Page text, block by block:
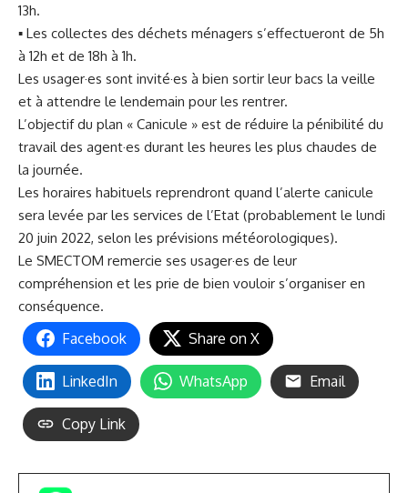
13h.
▪ Les collectes des déchets ménagers s’effectueront de 5h
à 12h et de 18h à 1h.
Les usager·es sont invité·es à bien sortir leur bacs la veille
et à attendre le lendemain pour les rentrer.
L’objectif du plan « Canicule » est de réduire la pénibilité du
travail des agent·es durant les heures les plus chaudes de
la journée.
Les horaires habituels reprendront quand l’alerte canicule
sera levée par les services de l’Etat (probablement le lundi
20 juin 2022, selon les prévisions météorologiques).
Le SMECTOM remercie ses usager·es de leur
compréhension et les prie de bien vouloir s’organiser en
conséquence.
Facebook Share on X
LinkedIn WhatsApp Email
Copy Link